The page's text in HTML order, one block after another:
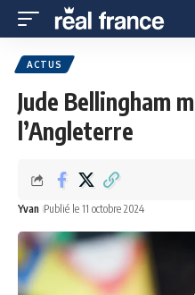
ACTUS
Jude Bellingham
l’Angleterre
Yvan Publié le 11 octobre 2024